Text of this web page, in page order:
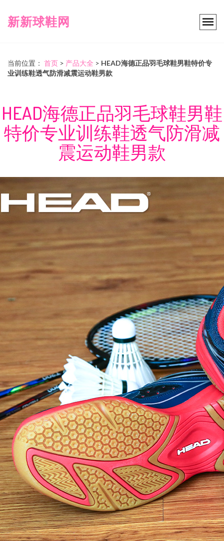
新新球鞋网
当前位置： 首页 > 产品大全 > HEAD海德正品羽毛球鞋男鞋特价专
业训练鞋透气防滑减震运动鞋男款
HEAD海德正品羽毛球鞋男鞋
特价专业训练鞋透气防滑减
震运动鞋男款